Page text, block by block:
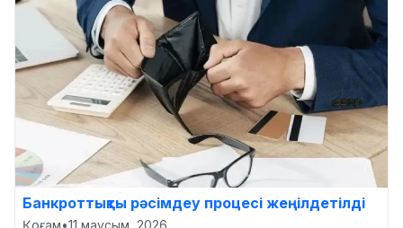
Банкроттықты рәсімдеу процесі жеңілдетілді
Қоғам•11 маусым, 2026